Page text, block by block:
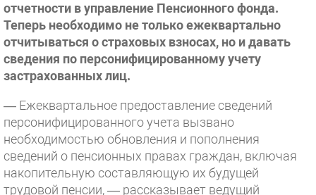
отчетности в управление Пенсионного фонда.
Теперь необходимо не только ежеквартально
отчитываться о страховых взносах, но и давать
сведения по персонифицированному учету
застрахованных лиц.
— Ежеквартальное предоставление сведений
персонифицированного учета вызвано
необходимостью обновления и пополнения
сведений о пенсионных правах граждан, включая
накопительную составляющую их будущей
трудовой пенсии, — рассказывает ведущий